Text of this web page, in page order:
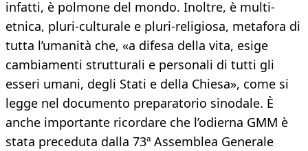
infatti, è polmone del mondo. Inoltre, è multi-
etnica, pluri-culturale e pluri-religiosa, metafora di
tutta l’umanità che, «a difesa della vita, esige
cambiamenti strutturali e personali di tutti gli
esseri umani, degli Stati e della Chiesa», come si
legge nel documento preparatorio sinodale. È
anche importante ricordare che l’odierna GMM è
stata preceduta dalla 73ª Assemblea Generale